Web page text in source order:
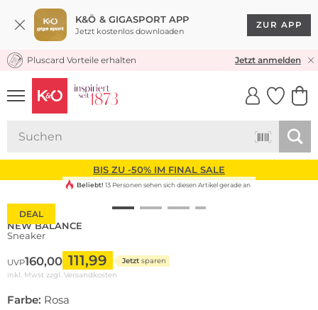
K&Ö & GIGASPORT APP
Jetzt kostenlos downloaden
ZUR APP
KOSTENLOSER VERSAND* & RÜCKVERSAND
Pluscard Vorteile erhalten Jetzt anmelden
UNSERE APP
CLICK &
BIS ZU -50% IM FINAL SALE
DEAL
Beliebt! 13 Personen sehen sich diesen Artikel gerade an
NEW BALANCE
Sneaker
UVP160,00 111,99 Jetzt sparen
inkl. Mwst zzgl. Versandkosten
Farbe: Rosa